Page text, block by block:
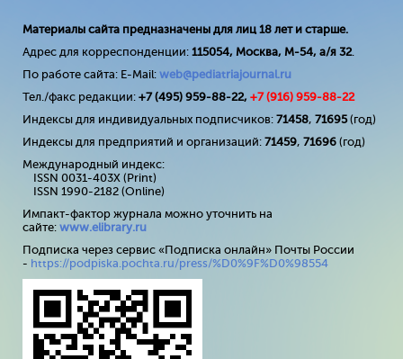
Материалы сайта предназначены для лиц 18 лет и старше.
Адрес для корреспонденции: 115054, Москва, М-54, а/я 32.
По работе сайта: E-Mail: web@pediatriajournal.ru
Тел./факс редакции: +7 (495) 959-88-22, +7 (916) 959-88-22
Индексы для индивидуальных подписчиков: 71458, 71695(год)
Индексы для предприятий и организаций: 71459, 71696 (год)
Международный индекс:
ISSN 0031-403X (Print)
ISSN 1990-2182 (Online)
Импакт-фактор журнала можно уточнить на
сайте: www.elibrary.ru
Подписка через сервис «Подписка онлайн» Почты России
- https://podpiska.pochta.ru/press/%D0%9F%D0%98554